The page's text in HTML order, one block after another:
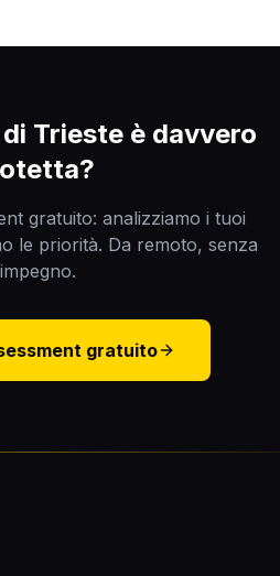
Trieste è davvero
gratuito: analizziamo i tuoi
le priorità. Da remoto, senza
impegno.
gratuito